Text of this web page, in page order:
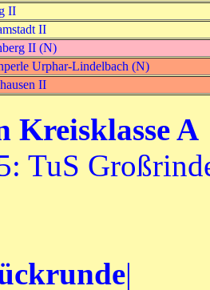
II
II
II (N)
Urphar-Lindelbach (N)
II
Kreisklasse A
TuS
|